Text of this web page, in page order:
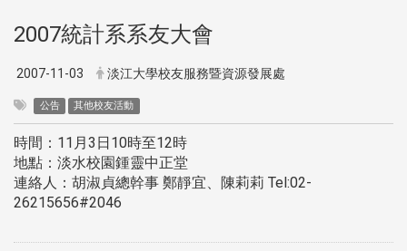
2007統計系系友大會
2007-11-03 淡江大學校友服務暨資源發展處
公告 其他校友活動
時間：11月3日10時至12時
地點：淡水校園鍾靈中正堂
連絡人：胡淑貞總幹事 鄭靜宜、陳莉莉 Tel:02-
26215656#2046